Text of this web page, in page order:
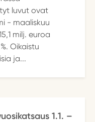
luvut ovat
- maaliskuu
milj. euroa
Oikaistu
ja...
1.1. –